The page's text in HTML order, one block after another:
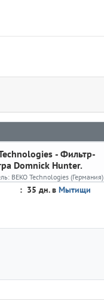
- Фильтр-
Domnick Hunter.
BEKO Technologies (Германия)
: 35 дн. в Мытищи